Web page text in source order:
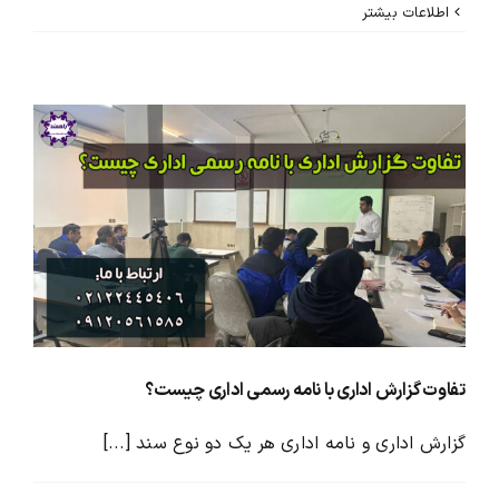
اطلاعات بیشتر
تفاوت گزارش اداری با نامه رسمی اداری چیست؟
گزارش اداری و نامه اداری هر یک دو نوع سند [...]